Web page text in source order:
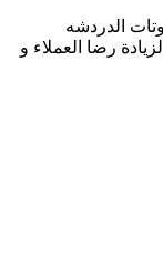
الدردشه
رضا العملاء و